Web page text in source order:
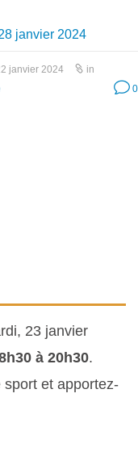
janvier 2024
janvier 2024
in
0
23 janvier
à 20h30.
et apportez-